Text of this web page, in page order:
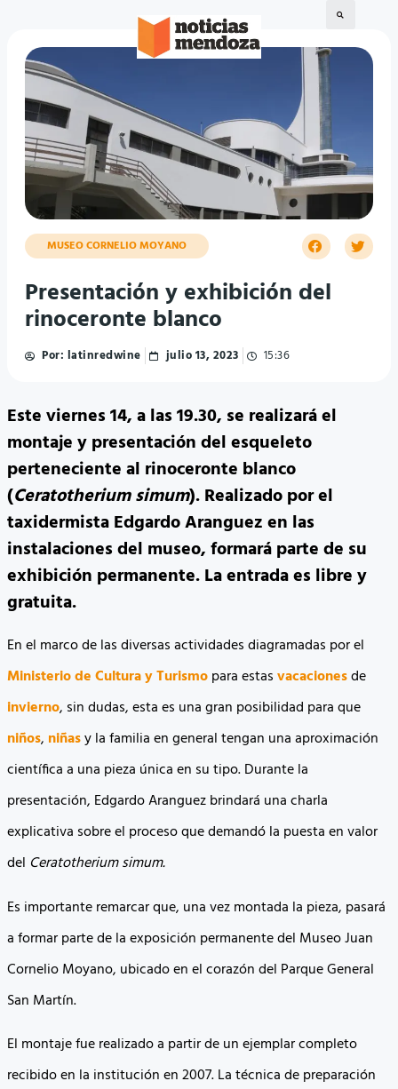
MUSEO CORNELIO MOYANO
Presentación y exhibición del
rinoceronte blanco
Por: latinredwine julio 13, 2023 15:36
Este viernes 14, a las 19.30, se realizará el
montaje y presentación del esqueleto
perteneciente al rinoceronte blanco
(Ceratotherium simum). Realizado por el
taxidermista Edgardo Aranguez en las
instalaciones del museo, formará parte de su
exhibición permanente. La entrada es libre y
gratuita.
En el marco de las diversas actividades diagramadas por el
Ministerio de Cultura y Turismopara estasvacacionesde
invierno, sin dudas, esta es una gran posibilidad para que
niños, niñasy la familia en general tengan una aproximación
científica a una pieza única en su tipo. Durante la
presentación, Edgardo Aranguez brindará una charla
explicativa sobre el proceso que demandó la puesta en valor
del Ceratotherium simum.
Es importante remarcar que, una vez montada la pieza, pasará
a formar parte de la exposición permanente del Museo Juan
Cornelio Moyano, ubicado en el corazón del Parque General
San Martín.
El montaje fue realizado a partir de un ejemplar completo
recibido en la institución en 2007. La técnica de preparación